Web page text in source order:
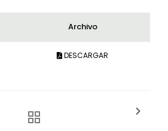
Archivo
DESCARGAR